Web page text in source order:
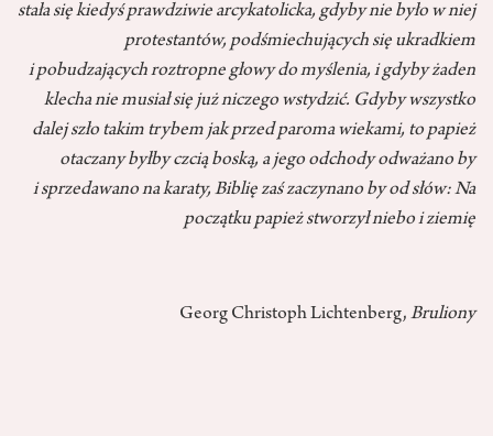
stała się kiedyś prawdziwie arcykatolicka, gdyby nie było w niej
protestantów, podśmiechujących się ukradkiem
i pobudzających roztropne głowy do myślenia, i gdyby żaden
klecha nie musiał się już niczego wstydzić. Gdyby wszystko
dalej szło takim trybem jak przed paroma wiekami, to papież
otaczany byłby czcią boską, a jego odchody odważano by
i sprzedawano na karaty, Biblię zaś zaczynano by od słów: Na
początku papież stworzył niebo i ziemię
Georg Christoph Lichtenberg, Bruliony